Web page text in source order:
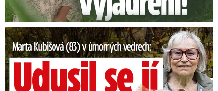
Marta Kubišová (83) v úmorných vedrech: Udusil se jí pejsek!